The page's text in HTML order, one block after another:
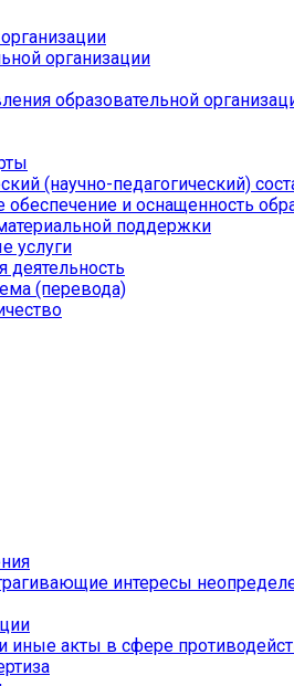
организации
образовательной
(научно-педагогический)
обеспечение и оснащенность
поддержки
услуги
деятельность
(перевода)
интересы
акты в сфере